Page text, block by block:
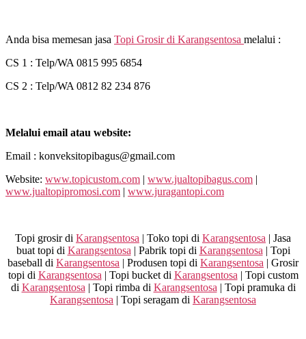
Anda bisa memesan jasa Topi Grosir di Karangsentosa melalui :
CS 1 : Telp/WA 0815 995 6854
CS 2 : Telp/WA 0812 82 234 876
Melalui email atau website:
Email : konveksitopibagus@gmail.com
Website: www.topicustom.com | www.jualtopibagus.com |
www.jualtopipromosi.com | www.juragantopi.com
Topi grosir di Karangsentosa | Toko topi di Karangsentosa | Jasa
buat topi di Karangsentosa | Pabrik topi di Karangsentosa | Topi
baseball di Karangsentosa | Produsen topi di Karangsentosa | Grosir
topi di Karangsentosa | Topi bucket di Karangsentosa | Topi custom
di Karangsentosa | Topi rimba di Karangsentosa | Topi pramuka di
Karangsentosa | Topi seragam di Karangsentosa